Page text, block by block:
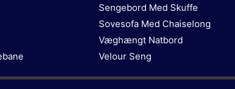
Sengebord Med Skuffe
Sovesofa Med Chaiselong
Væghængt Natbord
Velour Seng